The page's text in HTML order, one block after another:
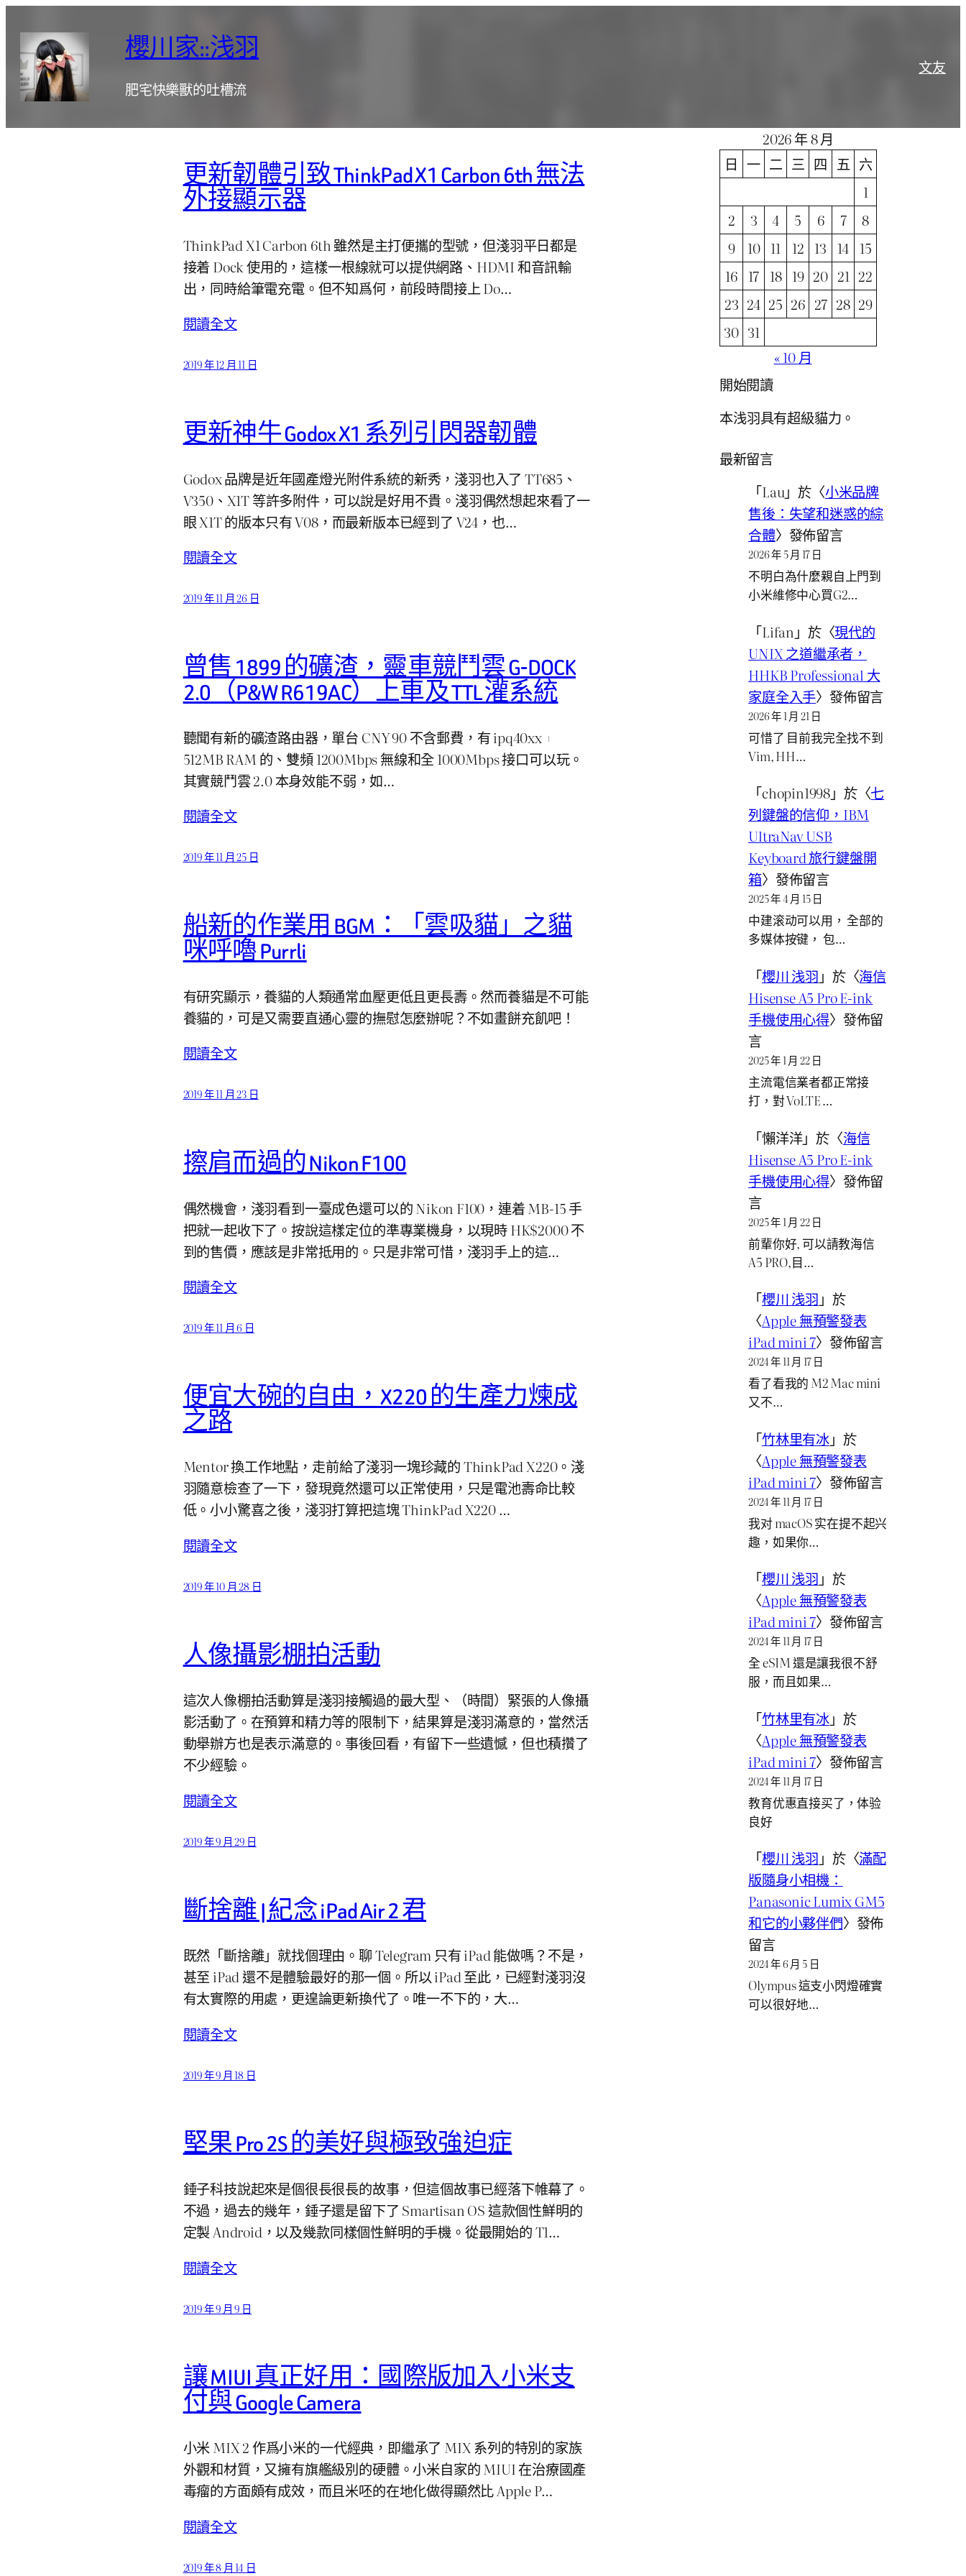
容
櫻川家::浅羽
肥宅快樂獸的吐槽流
文友
更新韌體引致 ThinkPad X1 Carbon 6th 無法
外接顯示器
ThinkPad X1 Carbon 6th 雖然是主打便攜的型號，但淺羽平日都是
接着 Dock 使用的，這樣一根線就可以提供網路、HDMI 和音訊輸
出，同時給筆電充電。但不知爲何，前段時間接上 Do…
閱讀全文
2019 年 12 月 11 日
更新神牛 Godox X1 系列引閃器韌體
Godox 品牌是近年國產燈光附件系統的新秀，淺羽也入了 TT685、
V350、X1T 等許多附件，可以說是好用不貴。淺羽偶然想起來看了一
眼 X1T 的版本只有 V08，而最新版本已經到了 V24，也…
閱讀全文
2019 年 11 月 26 日
曾售 1899 的礦渣，靈車競鬥雲 G-DOCK
2.0（P&W R619AC）上車及 TTL 灌系統
聽聞有新的礦渣路由器，單台 CNY 90 不含郵費，有 ipq40xx +
512MB RAM 的、雙頻 1200Mbps 無線和全 1000Mbps 接口可以玩。
其實競鬥雲 2.0 本身效能不弱，如…
閱讀全文
2019 年 11 月 25 日
船新的作業用 BGM：「雲吸貓」之貓
咪呼嚕 Purrli
有研究顯示，養貓的人類通常血壓更低且更長壽。然而養貓是不可能
養貓的，可是又需要直通心靈的撫慰怎麼辦呢？不如畫餅充飢吧！
閱讀全文
2019 年 11 月 23 日
擦肩而過的 Nikon F100
偶然機會，淺羽看到一臺成色還可以的 Nikon F100，連着 MB-15 手
把就一起收下了。按說這樣定位的準專業機身，以現時 HK$2000 不
到的售價，應該是非常抵用的。只是非常可惜，淺羽手上的這…
閱讀全文
2019 年 11 月 6 日
便宜大碗的自由，X220 的生產力煉成
之路
Mentor 換工作地點，走前給了淺羽一塊珍藏的 ThinkPad X220。淺
羽隨意檢查了一下，發現竟然還可以正常使用，只是電池壽命比較
低。小小驚喜之後，淺羽打算把這塊 ThinkPad X220 …
閱讀全文
2019 年 10 月 28 日
人像攝影棚拍活動
這次人像棚拍活動算是淺羽接觸過的最大型、（時間）緊張的人像攝
影活動了。在預算和精力等的限制下，結果算是淺羽滿意的，當然活
動舉辦方也是表示滿意的。事後回看，有留下一些遺憾，但也積攢了
不少經驗。
閱讀全文
2019 年 9 月 29 日
斷捨離 | 紀念 iPad Air 2 君
既然「斷捨離」就找個理由。聊 Telegram 只有 iPad 能做嗎？不是，
甚至 iPad 還不是體驗最好的那一個。所以 iPad 至此，已經對淺羽沒
有太實際的用處，更遑論更新換代了。唯一不下的，大…
閱讀全文
2019 年 9 月 18 日
堅果 Pro 2S 的美好與極致強迫症
錘子科技說起來是個很長很長的故事，但這個故事已經落下帷幕了。
不過，過去的幾年，錘子還是留下了 Smartisan OS 這款個性鮮明的
定製 Android，以及幾款同樣個性鮮明的手機。從最開始的 T1…
閱讀全文
2019 年 9 月 9 日
讓 MIUI 真正好用：國際版加入小米支
付與 Google Camera
小米 MIX 2 作爲小米的一代經典，即繼承了 MIX 系列的特別的家族
外觀和材質，又擁有旗艦級別的硬體。小米自家的 MIUI 在治療國產
毒瘤的方面頗有成效，而且米呸的在地化做得顯然比 Apple P…
閱讀全文
2019 年 8 月 14 日
2026 年 8 月
日 一 二 三 四 五 六
1
2
3 4 5 6 7
8
9
10 11 12 13 14 15
16 17 18 19 20 21 22
23 24 25 26 27 28 29
30 31
« 10 月
開始閱讀
本浅羽具有超級貓力。
最新留言
「Lau」於〈小米品牌
售後：失望和迷惑的綜
合體〉發佈留言
2026 年 5 月 17 日
不明白為什麼親自上門到
小米維修中心買G2…
「Lifan 」於〈現代的
UNIX 之道繼承者，
HHKB Professional 大
家庭全入手〉發佈留言
2026 年 1 月 21 日
可惜了 目前我完全找不到
Vim, HH…
「chopin1998」於〈七
列鍵盤的信仰，IBM
UltraNav USB
Keyboard 旅行鍵盤開
箱〉發佈留言
2025 年 4 月 15 日
中建滚动可以用， 全部的
多媒体按键， 包…
「櫻川 浅羽 」於〈海信
Hisense A5 Pro E-ink
手機使用心得〉發佈留
言
2025 年 1 月 22 日
主流電信業者都正常接
打，對 VoLTE …
「懶洋洋」於〈海信
Hisense A5 Pro E-ink
手機使用心得〉發佈留
言
2025 年 1 月 22 日
前輩你好, 可以請教海信
A5 PRO,目…
「櫻川 浅羽 」於
〈Apple 無預警發表
iPad mini 7〉發佈留言
2024 年 11 月 17 日
看了看我的 M2 Mac mini
又不…
「竹林里有冰」於
〈Apple 無預警發表
iPad mini 7〉發佈留言
2024 年 11 月 17 日
我对 macOS 实在提不起兴
趣，如果你…
「櫻川 浅羽 」於
〈Apple 無預警發表
iPad mini 7〉發佈留言
2024 年 11 月 17 日
全 eSIM 還是讓我很不舒
服，而且如果…
「竹林里有冰」於
〈Apple 無預警發表
iPad mini 7〉發佈留言
2024 年 11 月 17 日
教育优惠直接买了，体验
良好
「櫻川 浅羽 」於〈滿配
版隨身小相機：
Panasonic Lumix GM5
和它的小夥伴們〉發佈
留言
2024 年 6 月 5 日
Olympus 這支小閃燈確實
可以很好地…